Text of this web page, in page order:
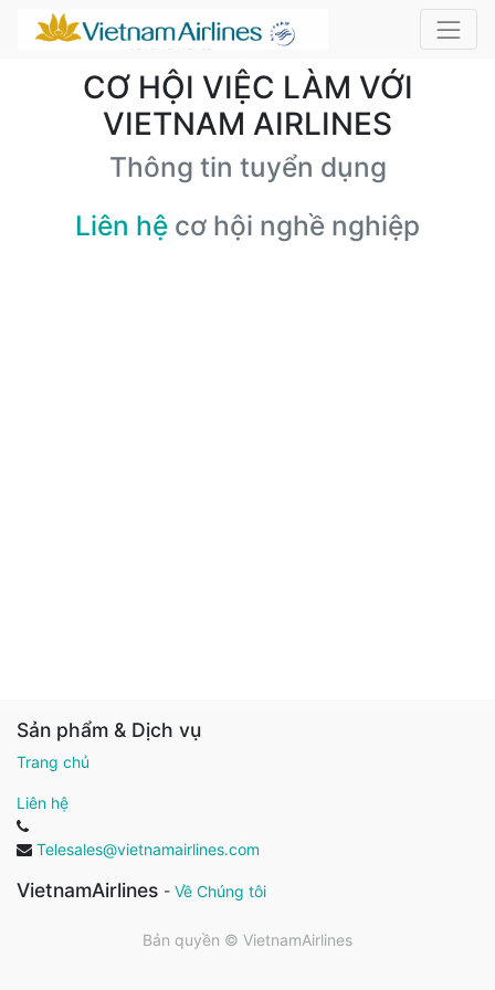
CƠ HỘI VIỆC LÀM VỚI
VIETNAM AIRLINES
Thông tin tuyển dụng
Liên hệ cơ hội nghề nghiệp
Sản phẩm & Dịch vụ
Trang chủ
Liên hệ
Telesales@vietnamairlines.com
VietnamAirlines - Về Chúng tôi
Bản quyền © VietnamAirlines